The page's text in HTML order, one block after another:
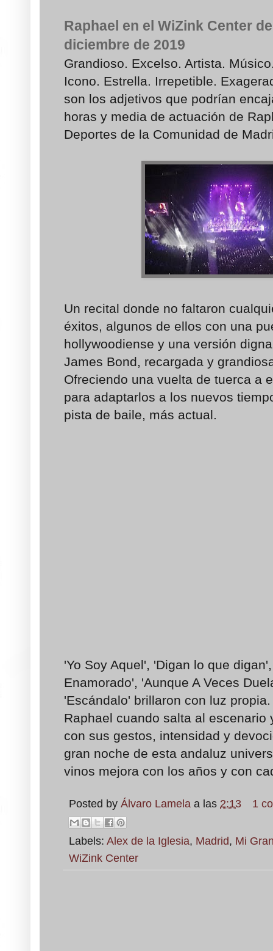
Raphael en el WiZink Center
diciembre de 2019
Grandioso. Excelso. Artista.
Icono. Estrella. Irrepetible.
son los adjetivos que podrían
horas y media de actuación de
Deportes de la Comunidad de
Un recital donde no faltaron
éxitos, algunos de ellos con una
hollywoodiense y una versión
James Bond, recargada y
Ofreciendo una vuelta de tuerca a
para adaptarlos a los nuevos
pista de baile, más actual.
'Yo Soy Aquel', 'Digan lo que
Enamorado', 'Aunque A Veces
'Escándalo' brillaron con luz
Raphael cuando salta al escenario
con sus gestos, intensidad y
gran noche de esta andaluz
vinos mejora con los años y con
Posted by Álvaro Lamela a las 2:13 1
Labels: Alex de la Iglesia, Madrid, Mi
WiZink Center